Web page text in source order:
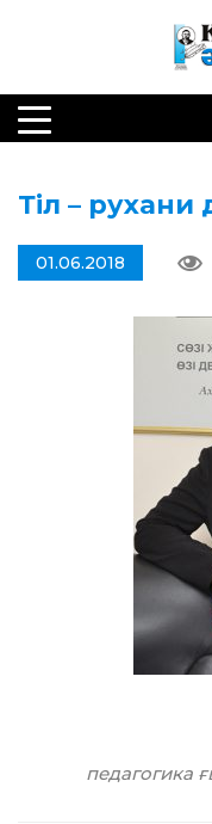
Тіл – рухани
01.06.2018
педагогика